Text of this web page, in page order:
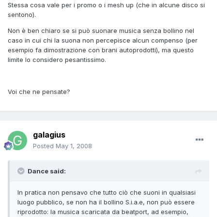
Stessa cosa vale per i promo o i mesh up (che in alcune disco si
sentono).
Non è ben chiaro se si può suonare musica senza bollino nel
caso in cui chi la suona non percepisce alcun compenso (per
esempio fa dimostrazione con brani autoprodotti), ma questo
limite lo considero pesantissimo.
Voi che ne pensate?
galagius
Posted May 1, 2008
Dance said:
In pratica non pensavo che tutto ciò che suoni in qualsiasi
luogo pubblico, se non ha il bollino S.i.a.e, non può essere
riprodotto: la musica scaricata da beatport, ad esempio,